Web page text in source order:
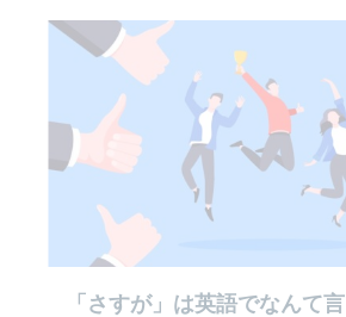
「さすが」は英語でなんて